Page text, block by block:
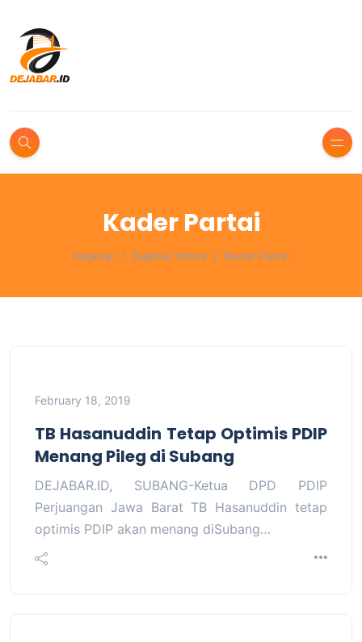
Kader Partai
Dejabar Dejabar Home Kader Partai
February 18, 2019
TB Hasanuddin Tetap Optimis PDIP
Menang Pileg di Subang
DEJABAR.ID, SUBANG-Ketua DPD PDIP
Perjuangan Jawa Barat TB Hasanuddin tetap
optimis PDIP akan menang diSubang…